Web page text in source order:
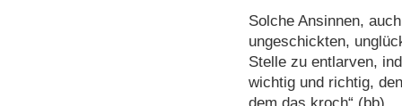
Solche Ansinnen,
ungeschickten,
Stelle zu entlarven,
wichtig und richtig,